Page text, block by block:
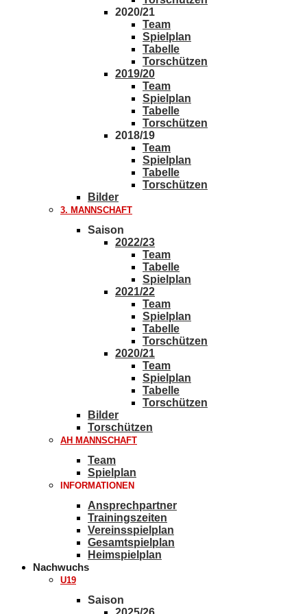
2020/21
Team
Spielplan
Tabelle
Torschützen
2019/20
Team
Spielplan
Tabelle
Torschützen
2018/19
Team
Spielplan
Tabelle
Torschützen
Bilder
3. MANNSCHAFT
Saison
2022/23
Team
Tabelle
Spielplan
2021/22
Team
Spielplan
Tabelle
Torschützen
2020/21
Team
Spielplan
Tabelle
Torschützen
Bilder
Torschützen
AH MANNSCHAFT
Team
Spielplan
INFORMATIONEN
Ansprechpartner
Trainingszeiten
Vereinsspielplan
Gesamtspielplan
Heimspielplan
Nachwuchs
U19
Saison